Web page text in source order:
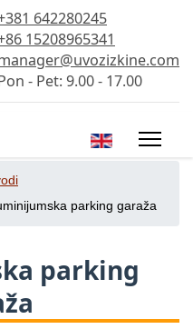
642280245
15208965341
- Pet: 9.00 - 17.00
Izaberite vaš
parking garaža
parking